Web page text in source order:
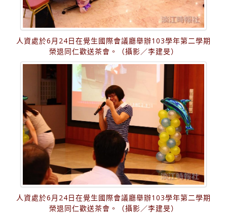
人資處於6月24日在覺生國際會議廳舉辦103學年第二學期
榮退同仁歡送茶會。（攝影／李建旻）
人資處於6月24日在覺生國際會議廳舉辦103學年第二學期
榮退同仁歡送茶會。（攝影／李建旻）